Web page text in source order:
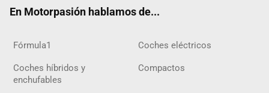
En Motorpasión hablamos de...
Fórmula1 Coches eléctricos
Coches híbridos y
enchufables
Compactos